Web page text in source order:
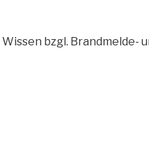
bzgl. Brandmelde-